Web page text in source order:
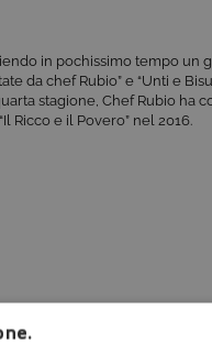
in pochissimo tempo un
da chef Rubio” e “Unti e
stagione, Chef Rubio ha
Ricco e il Povero” nel 2016.